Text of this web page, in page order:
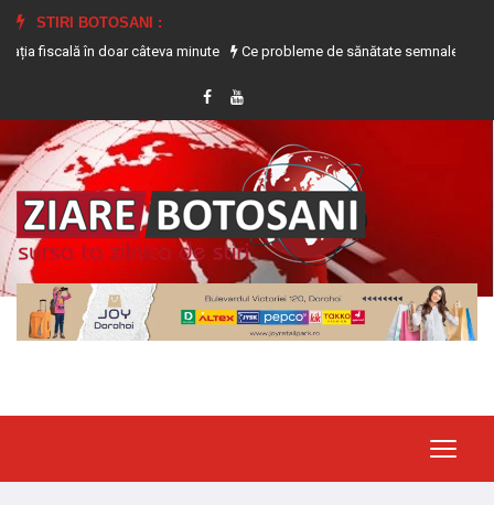
STIRI BOTOSANI :
în doar câteva minute
Ce probleme de sănătate semnalează